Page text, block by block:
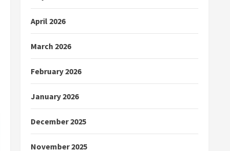
April 2026
March 2026
February 2026
January 2026
December 2025
November 2025